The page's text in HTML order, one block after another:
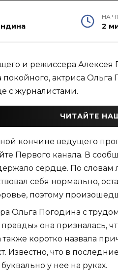
НА
2
и режиссера
покойного, актриса
с журналистами.
ЧИТАЙТЕ
кончине ведущего
Первого канала. В
сердце. По
себя нормально,
поэтому
Ольга Погодина с
она призналась,
коротко назвала
Известно, что в
у нее на руках.